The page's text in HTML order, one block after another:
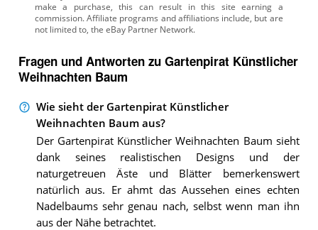
Fragen und Antworten zu Gartenpirat Künstlicher
Weihnachten Baum
Wie sieht der Gartenpirat Künstlicher
Weihnachten Baum aus?
Der Gartenpirat Künstlicher Weihnachten Baum sieht
dank seines realistischen Designs und der
naturgetreuen Äste und Blätter bemerkenswert
natürlich aus. Er ahmt das Aussehen eines echten
Nadelbaums sehr genau nach, selbst wenn man ihn
aus der Nähe betrachtet.